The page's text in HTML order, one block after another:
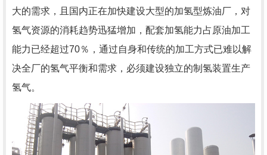
大的需求，且国内正在加快建设大型的加氢型炼油厂，对
氢气资源的消耗趋势迅猛增加，配套加氢能力占原油加工
能力已经超过70％，通过自身和传统的加工方式已难以解
决全厂的氢气平衡和需求，必须建设独立的制氢装置生产
氢气。